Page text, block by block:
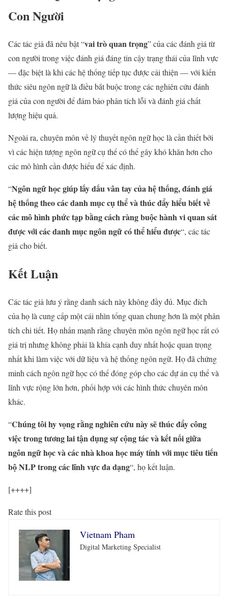
Con Người
Các tác giả đã nêu bật “vai trò quan trọng” của các đánh giá từ
con người trong việc đánh giá đáng tin cậy trạng thái của lĩnh vực
— đặc biệt là khi các hệ thống tiếp tục được cải thiện — với kiến
thức siêu ngôn ngữ là điều bắt buộc trong các nghiên cứu đánh
giá của con người để đảm bảo phân tích lỗi và đánh giá chất
lượng hiệu quả.
Ngoài ra, chuyên môn về lý thuyết ngôn ngữ học là cần thiết bởi
vì các hiện tượng ngôn ngữ cụ thể có thể gây khó khăn hơn cho
các mô hình cần được hiểu để xác định.
“Ngôn ngữ học giúp lấy dấu vân tay của hệ thống, đánh giá
hệ thống theo các danh mục cụ thể và thúc đẩy hiểu biết về
các mô hình phức tạp bằng cách ràng buộc hành vi quan sát
được với các danh mục ngôn ngữ có thể hiểu được“, các tác
giả cho biết.
Kết Luận
Các tác giả lưu ý rằng danh sách này không đầy đủ. Mục đích
của họ là cung cấp một cái nhìn tổng quan chung hơn là một phân
tích chi tiết. Họ nhấn mạnh rằng chuyên môn ngôn ngữ học rất có
giá trị nhưng không phải là khía cạnh duy nhất hoặc quan trọng
nhất khi làm việc với dữ liệu và hệ thống ngôn ngữ. Họ đã chứng
minh cách ngôn ngữ học có thể đóng góp cho các dự án cụ thể và
lĩnh vực rộng lớn hơn, phối hợp với các hình thức chuyên môn
khác.
“Chúng tôi hy vọng rằng nghiên cứu này sẽ thúc đẩy công
việc trong tương lai tận dụng sự cộng tác và kết nối giữa
ngôn ngữ học và các nhà khoa học máy tính với mục tiêu tiến
bộ NLP trong các lĩnh vực đa dạng“, họ kết luận.
[++++]
Rate this post
Vietnam Pham
Digital Marketing Specialist